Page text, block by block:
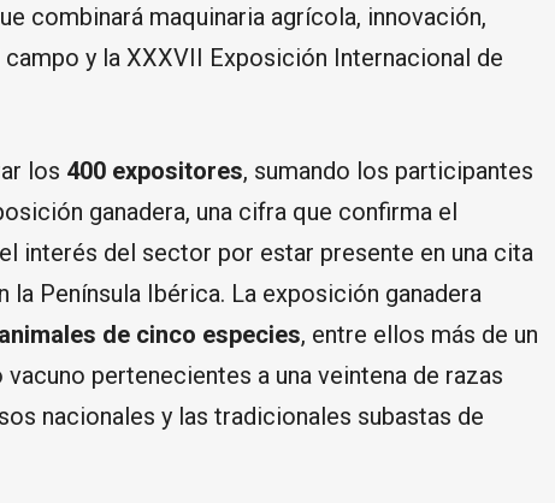
combinará maquinaria agrícola, innovación,
y la XXXVII Exposición Internacional de
los 400 expositores, sumando los participantes
ganadera, una cifra que confirma el
interés del sector por estar presente en una cita
la Península Ibérica. La exposición ganadera
de cinco especies, entre ellos más de un
pertenecientes a una veintena de razas
nacionales y las tradicionales subastas de